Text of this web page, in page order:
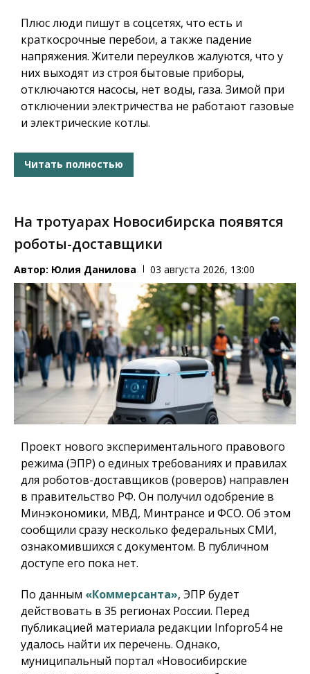
Плюс люди пишут в соцсетях, что есть и
краткосрочные перебои, а также падение
напряжения. Жители переулков жалуются, что у
них выходят из строя бытовые приборы,
отключаются насосы, нет воды, газа. Зимой при
отключении электричества не работают газовые
и электрические котлы.
Читать полностью
На тротуарах Новосибирска появятся
роботы-доставщики
Автор: Юлия Данилова 03 августа 2026, 13:00
Проект нового экспериментального правового
режима (ЭПР) о единых требованиях и правилах
для роботов-доставщиков (роверов) направлен
в правительство РФ. Он получил одобрение в
Минэкономики, МВД, Минтрансе и ФСО. Об этом
сообщили сразу несколько федеральных СМИ,
ознакомившихся с документом. В публичном
доступе его пока нет.
По данным «Коммерсанта», ЭПР будет
действовать в 35 регионах России. Перед
публикацией материала редакции Infopro54 не
удалось найти их перечень. Однако,
муниципальный портал «Новосибирские